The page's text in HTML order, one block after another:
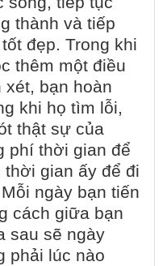
thành và tiếp
đẹp. Trong khi
thêm một điều
xét, bạn hoàn
khi họ tìm lỗi,
thật sự của
phí thời gian để
thời gian ấy để đi
ngày bạn tiến
cách giữa bạn
sau sẽ ngày
phải lúc nào